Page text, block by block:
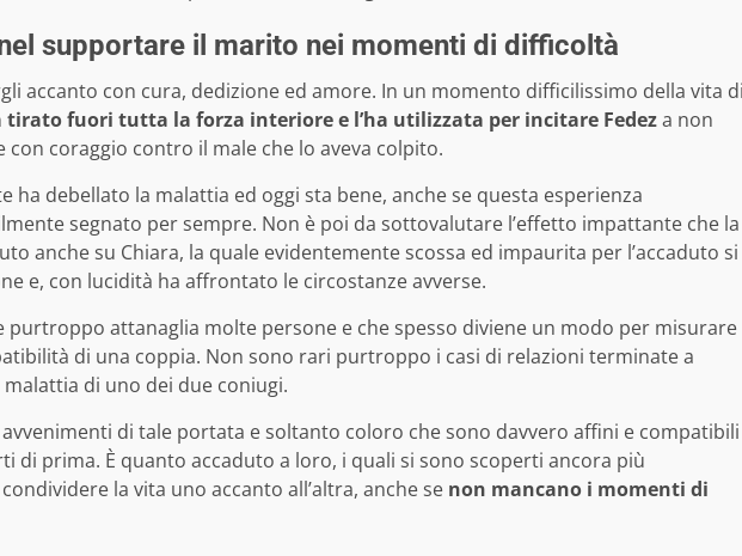
supportare il marito nei momenti di difficoltà
accanto con cura, dedizione ed amore. In un momento difficilissimo della vita
tirato fuori tutta la forza interiore e l’ha utilizzata per incitare Fedeza non
coraggio contro il male che lo aveva colpito.
ha debellato la malattia ed oggi sta bene, anche se questa esperienza
segnato per sempre. Non è poi da sottovalutare l’effetto impattante che la
anche su Chiara, la quale evidentemente scossa ed impaurita per l’accaduto si
e, con lucidità ha affrontato le circostanze avverse.
purtroppo attanaglia molte persone e che spesso diviene un modo per misurare
di una coppia. Non sono rari purtroppo i casi di relazioni terminate a
di uno dei due coniugi.
di tale portata e soltanto coloro che sono davvero affini e compatibili
di prima. È quanto accaduto a loro, i quali si sono scoperti ancora più
la vita uno accanto all’altra, anche se non mancano i momenti di